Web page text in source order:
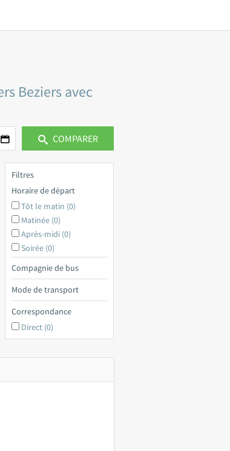
Beziers avec
COMPARER
Filtres
Horaire de départ
Tôt le matin (0)
Matinée (0)
Après-midi (0)
Soirée (0)
Compagnie de bus
Mode de transport
Correspondance
Direct (0)